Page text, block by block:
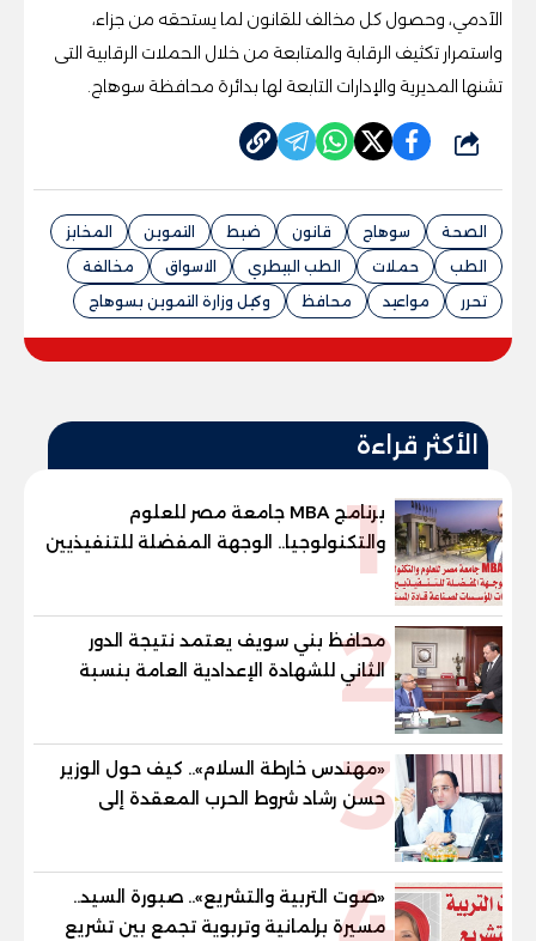
الآدمي، وحصول كل مخالف للقانون لما يستحقه من جزاء،
واستمرار تكثيف الرقابة والمتابعة من خلال الحملات الرقابية التى
تشنها المديرية والإدارات التابعة لها بدائرة محافظة سوهاج.
شارك
الصحة سوهاج قانون ضبط التموين
المخابز
الطب
حملات الطب البيطري الاسواق
مخالفة
تحرر
مواعيد محافظ وكيل وزارة التموين بسوهاج
الأكثر قراءة
1
برنامج MBA جامعة مصر للعلوم
والتكنولوجيا.. الوجهة المفضلة للتنفيذيين
وقيادات المؤسسات لصناعة قادة
2
محافظ بني سويف يعتمد نتيجة الدور
الثاني للشهادة الإعدادية العامة بنسبة
والنور للمكفوفين
3
«مهندس خارطة السلام».. كيف حول الوزير
حسن رشاد شروط الحرب المعقدة إلى
"خارطة طريق" للانسحاب والإعمار؟
«صوت التربية والتشريع».. صبورة السيد..
مسيرة برلمانية وتربوية تجمع بين تشريع